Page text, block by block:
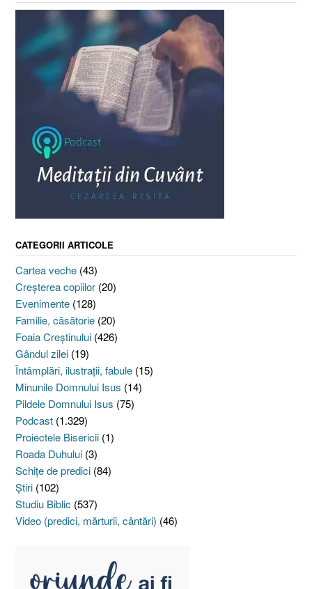
CATEGORII ARTICOLE
Cartea veche (43)
Creşterea copiilor (20)
Evenimente (128)
Familie, căsătorie (20)
Foaia Creştinului (426)
Gândul zilei (19)
Întâmplări, ilustraţii, fabule (15)
Minunile Domnului Isus (14)
Pildele Domnului Isus (75)
Podcast (1.329)
Proiectele Bisericii (1)
Roada Duhului (3)
Schiţe de predici (84)
Ştiri (102)
Studiu Biblic (537)
Video (predici, mărturii, cântări) (46)